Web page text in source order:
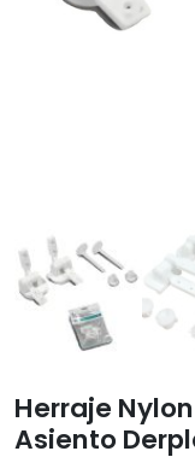
Herraje
Asiento